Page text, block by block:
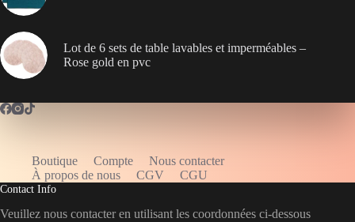
Lot de 6 sets de table lavables et imperméables –
Rose gold en pvc
Boutique Compte
Nous contacter
À propos de nous
CGV CGU
Contact Info
Veuillez nous contacter en utilisant les coordonnées ci-dessous
WELCOME5